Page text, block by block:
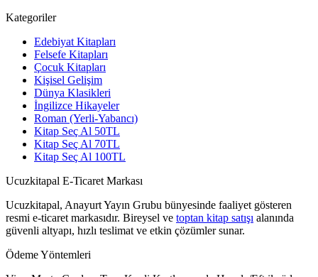
Kategoriler
Edebiyat Kitapları
Felsefe Kitapları
Çocuk Kitapları
Kişisel Gelişim
Dünya Klasikleri
İngilizce Hikayeler
Roman (Yerli-Yabancı)
Kitap Seç Al 50TL
Kitap Seç Al 70TL
Kitap Seç Al 100TL
Ucuzkitapal E-Ticaret Markası
Ucuzkitapal, Anayurt Yayın Grubu bünyesinde faaliyet gösteren
resmi e-ticaret markasıdır. Bireysel ve toptan kitap satışı alanında
güvenli altyapı, hızlı teslimat ve etkin çözümler sunar.
Ödeme Yöntemleri